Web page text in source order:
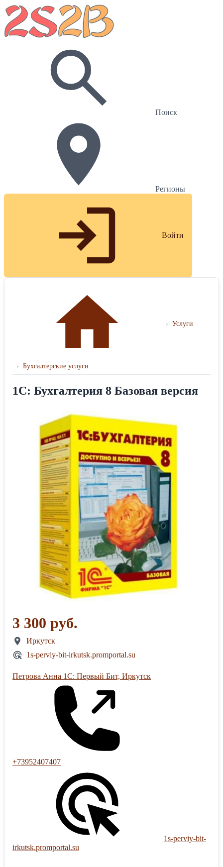
Поиск
Регионы
Войти
› Услуги
› Бухгалтерские услуги
1С: Бухгалтерия 8 Базовая версия
3 300 руб.
Иркутск
1s-perviy-bit-irkutsk.promportal.su
Петрова Анна 1С: Первый Бит, Иркутск
+73952407407
1s-perviy-bit-
irkutsk.promportal.su